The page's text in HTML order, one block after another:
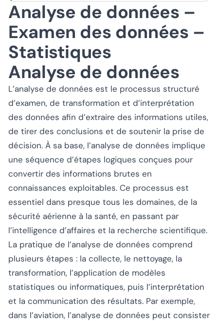
Analyse de données –
Examen des données –
Statistiques
Analyse de données
L’analyse de données est le processus structuré
d’examen, de transformation et d’interprétation
des données afin d’extraire des informations utiles,
de tirer des conclusions et de soutenir la prise de
décision. À sa base, l’analyse de données implique
une séquence d’étapes logiques conçues pour
convertir des informations brutes en
connaissances exploitables. Ce processus est
essentiel dans presque tous les domaines, de la
sécurité aérienne à la santé, en passant par
l’intelligence d’affaires et la recherche scientifique.
La pratique de l’analyse de données comprend
plusieurs étapes : la collecte, le nettoyage, la
transformation, l’application de modèles
statistiques ou informatiques, puis l’interprétation
et la communication des résultats. Par exemple,
dans l’aviation, l’analyse de données peut consister